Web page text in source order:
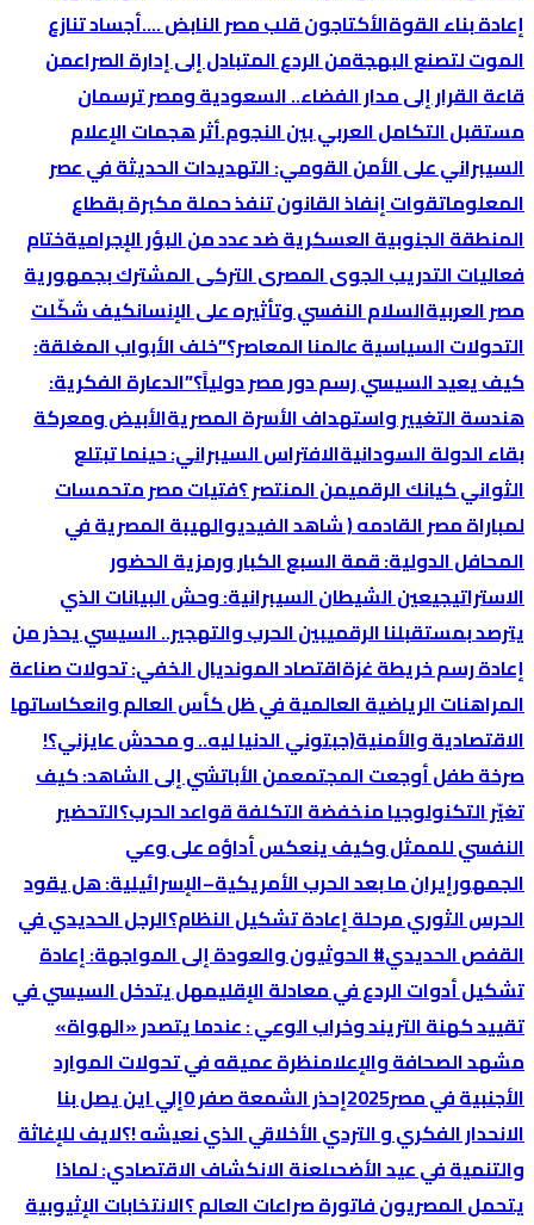
إعادة بناء القوةالأكتاجون قلب مصر النابض ….أجساد تنازع
الموت لتصنع البهجةمن الردع المتبادل إلى إدارة الصراعمن
قاعة القرار إلى مدار الفضاء.. السعودية ومصر ترسمان
مستقبل التكامل العربي بين النجوم.أثر هجمات الإعلام
السيبراني على الأمن القومي: التهديدات الحديثة في عصر
المعلوماتقوات إنفاذ القانون تنفذ حملة مكبرة بقطاع
المنطقة الجنوبية العسكرية ضد عدد من البؤر الإجراميةختام
فعاليات التدريب الجوى المصرى التركى المشترك بجمهورية
مصر العربيةالسلام النفسي وتأثيره على الإنسانكيف شكّلت
التحولات السياسية عالمنا المعاصر؟​”خلف الأبواب المغلقة:
كيف يعيد السيسي رسم دور مصر دولياً؟”الدعارة الفكرية:
هندسة التغيير واستهداف الأسرة المصريةالأبيض ومعركة
بقاء الدولة السودانيةالافتراس السيبراني: حينما تبتلع
الثواني كيانك الرقميمن المنتصر ؟فتيات مصر متحمسات
لمباراة مصر القادمه ( شاهد الفيديوالهيبة المصرية في
المحافل الدولية: قمة السبع الكبار ورمزية الحضور
الاستراتيجيعين الشيطان السيبرانية: وحش البيانات الذي
يترصد بمستقبلنا الرقميبين الحرب والتهجير.. السيسي يحذر من
إعادة رسم خريطة غزةاقتصاد المونديال الخفي: تحولات صناعة
المراهنات الرياضية العالمية في ظل كأس العالم وانعكاساتها
الاقتصادية والأمنية(جبتوني الدنيا ليه.. و محدش عايزني؟!
صرخة طفل أوجعت المجتمعمن الأباتشي إلى الشاهد: كيف
تغيّر التكنولوجيا منخفضة التكلفة قواعد الحرب؟التحضير
النفسي للممثل وكيف ينعكس أداؤه على وعي
الجمهورإيران ما بعد الحرب الأمريكية–الإسرائيلية: هل يقود
الحرس الثوري مرحلة إعادة تشكيل النظام؟الرجل الحديدي في
القفص الحديدي# الحوثيون والعودة إلى المواجهة: إعادة
تشكيل أدوات الردع في معادلة الإقليمهل يتدخل السيسي في
تقييد كهنة التريند وخراب الوعي : عندما يتصدر «الهواة»
مشهد الصحافة والإعلامنظرة عميقه في تحولات الموارد
الأجنبية في مصر2025
إحذر الشمعة صفر 0 إلي اين يصل بنا
الانحدار الفكري و التردي الأخلاقي الذي نعيشه !؟لايف للإغاثة
والتنمية في عيد الأضحىلعنة الانكشاف الاقتصادي: لماذا
یتحمل المصریون فاتورة صراعات العالم ؟الانتخابات الإثیوبیة